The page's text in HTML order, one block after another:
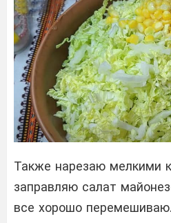
Также нарезаю мелкими
заправляю салат
все хорошо перемешиваю.